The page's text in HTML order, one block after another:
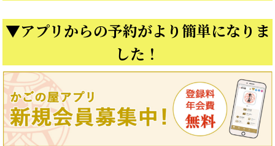
▼アプリからの予約がより簡単になりま
した！